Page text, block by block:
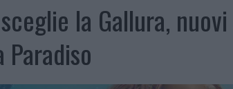
la Gallura,
Paradiso